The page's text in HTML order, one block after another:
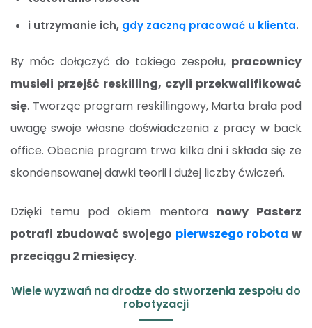
i utrzymanie ich, gdy zaczną pracować u klienta.
By móc dołączyć do takiego zespołu, pracownicy
musieli przejść reskilling, czyli przekwalifikować
się. Tworząc program reskillingowy, Marta brała pod
uwagę swoje własne doświadczenia z pracy w back
office. Obecnie program trwa kilka dni i składa się ze
skondensowanej dawki teorii i dużej liczby ćwiczeń.
Dzięki temu pod okiem mentora nowy Pasterz
potrafi zbudować swojego pierwszego robota w
przeciągu 2 miesięcy.
Wiele wyzwań na drodze do stworzenia zespołu do
robotyzacji